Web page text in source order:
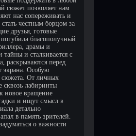
сюжет позволяет нам
нас сопереживать и
честным борцом за
друзья, готовые
благополучный
драмы и
и сталкивается с
раскрываются перед
экрана. Особую
сюжета. От личных
сквозь лабиринты
новое вращение
и ищут смысл в
детально
в память зрителей.
о важности